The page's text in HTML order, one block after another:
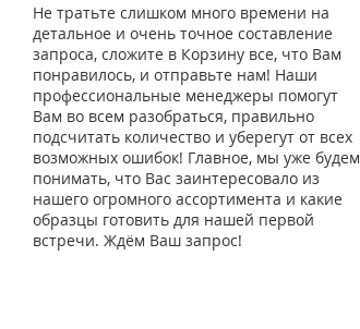
Не тратьте слишком много времени на
детальное и очень точное составление
запроса, сложите в Корзину все, что Вам
понравилось, и отправьте нам! Наши
профессиональные менеджеры помогут
Вам во всем разобраться, правильно
подсчитать количество и уберегут от всех
возможных ошибок! Главное, мы уже будем
понимать, что Вас заинтересовало из
нашего огромного ассортимента и какие
образцы готовить для нашей первой
встречи. Ждём Ваш запрос!